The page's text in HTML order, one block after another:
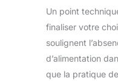
Un point
finaliser votre
soulignent
d’alimentation
que la pratique